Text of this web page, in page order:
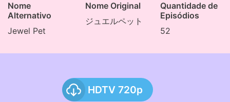
Nome
Alternativo
Jewel Pet
Nome Original
ジュエルペット
Quantidade de
Episódios
52
HDTV 720p